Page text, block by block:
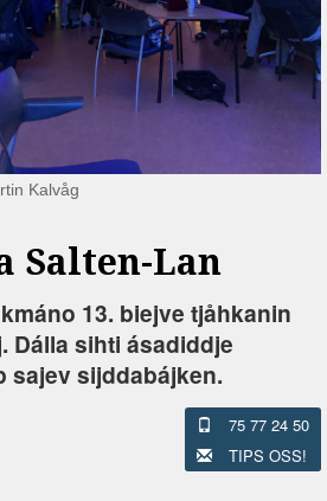
Kalvåg
Salten-Lan
13. biejve tjåhkanin
Dálla sihti ásadiddje
sajev sijddabájken.
75 77 24 50
TIPS OSS!